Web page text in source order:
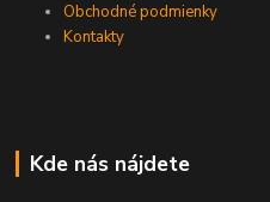
Obchodné podmienky
Kontakty
Kde nás nájdete